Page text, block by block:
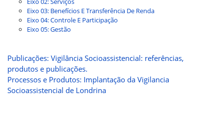
Eixo 03: Benefícios E Transferência De Renda
Eixo 04: Controle E Participação
Eixo 05: Gestão
Publicações: Vigilância Socioassistencial: referências,
produtos e publicações.
Processos e Produtos: Implantação da Vigilancia
Socioassistencial de Londrina